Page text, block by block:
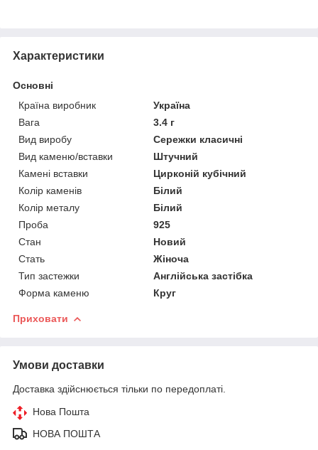
Характеристики
Основні
Країна виробник
Україна
Вага
3.4 г
Вид виробу
Сережки класичні
Вид каменю/вставки
Штучний
Камені вставки
Цирконій кубічний
Колір каменів
Білий
Колір металу
Білий
Проба
925
Стан
Новий
Стать
Жіноча
Тип застежки
Англійська застібка
Форма каменю
Круг
Приховати
Умови доставки
Доставка здійснюється тільки по передоплаті.
Нова Пошта
НОВА ПОШТА